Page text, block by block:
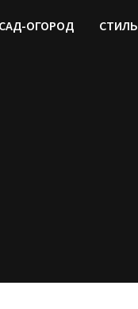
САД-ОГОРОД СТИЛЬ